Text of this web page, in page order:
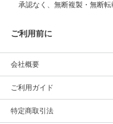
承認なく、無断複製・無断転
ご利用前に
会社概要
ご利用ガイド
特定商取引法